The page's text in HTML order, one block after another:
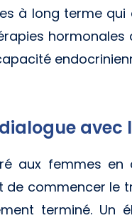
à long terme
avec
aux femmes
commencer le
terminé. Un